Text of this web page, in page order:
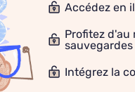
Accédez en
Profitez d'au
sauvegardes
Intégrez la